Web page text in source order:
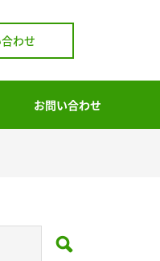
わせ
お問い合わせ